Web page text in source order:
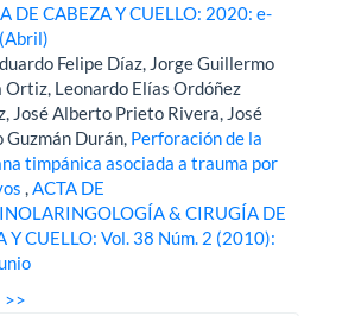
DE CABEZA Y CUELLO: 2020: e-
Felipe Díaz, Jorge Guillermo
Ortiz, Leonardo Elías Ordóñez
José Alberto Prieto Rivera, José
Guzmán Durán, Perforación de la
timpánica asociada a trauma por
,ACTA DE
& CIRUGÍA DE
Y CUELLO: Vol. 38 Núm. 2 (2010):
>>